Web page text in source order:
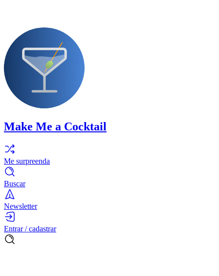
Make Me a Cocktail
Me surpreenda
Buscar
Newsletter
Entrar / cadastrar